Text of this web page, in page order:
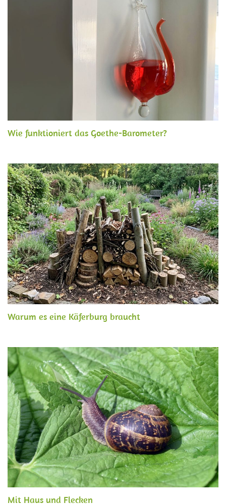
Wie funktioniert das Goethe-Barometer?
Warum es eine Käferburg braucht
Mit Haus und Flecken